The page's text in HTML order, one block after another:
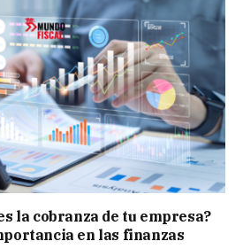
la cobranza de tu empresa?
en las finanzas